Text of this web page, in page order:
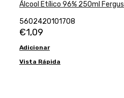
Álcool Etílico 96% 250ml Fergus
5602420101708
€1,09
Adicionar
Vista Rápida